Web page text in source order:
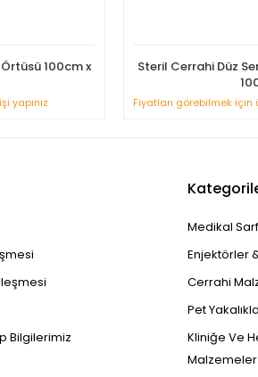
100cm x
yapınız
Steril Cerrahi Düz
Fiyatları görebilmek için
Bilgilerimiz
Medikal
Enjektörler
Cerrahi
Pet
Kliniğe Ve
Malzemeler